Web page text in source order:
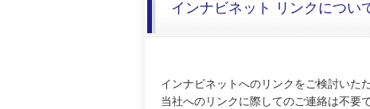
インナビネット リンクについ
インナビネットへのリンクをご検討いた
当社へのリンクに際してのご連絡は不要